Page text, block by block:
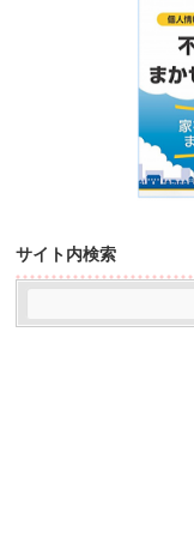
サイト内検索